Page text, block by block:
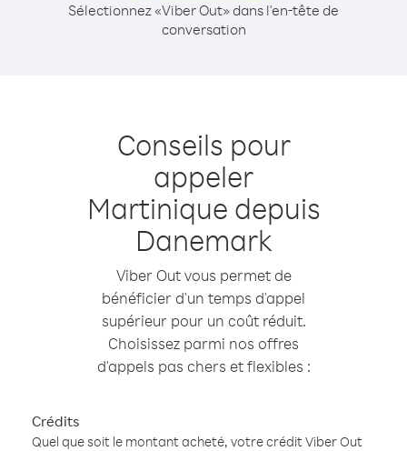
Sélectionnez «Viber Out» dans l'en-tête de
conversation
Conseils pour
appeler
Martinique depuis
Danemark
Viber Out vous permet de
bénéficier d'un temps d'appel
supérieur pour un coût réduit.
Choisissez parmi nos offres
d'appels pas chers et flexibles :
Crédits
Quel que soit le montant acheté, votre crédit Viber Out